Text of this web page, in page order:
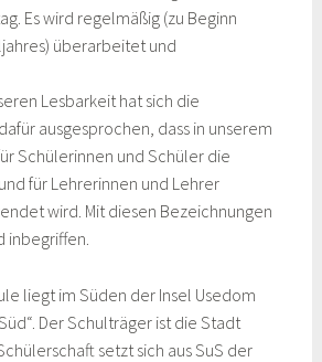
Es wird regelmäßig (zu Beginn
überarbeitet und
Lesbarkeit hat sich die
ausgesprochen, dass in unserem
Schülerinnen und Schüler die
für Lehrerinnen und Lehrer
wird. Mit diesen Bezeichnungen
inbegriffen.
liegt im Süden der Insel Usedom
Der Schulträger ist die Stadt
setzt sich aus SuS der